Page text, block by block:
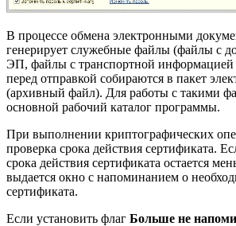
В процессе обмена электронными
генерирует служебные файлы (файлы с
ЭП, файлы с транспортной информацией
перед отправкой собираются в пакет
(архивный файл). Для работы с такими
основной рабочий каталог программы.
При выполнении криптографических
проверка срока действия сертификата.
срока действия сертификата остается
выдается окно с напоминанием о
сертификата.
Если установить флаг Больше не